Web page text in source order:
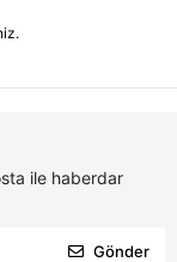
ile haberdar
Gönder